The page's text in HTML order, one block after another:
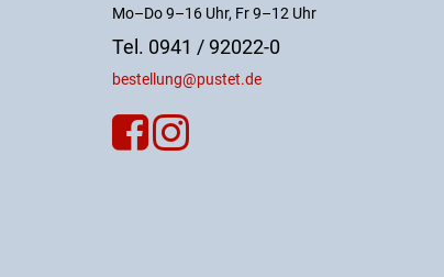
Mo–Do 9–16 Uhr, Fr 9–12 Uhr
Tel. 0941 / 92022-0
bestellung@pustet.de
